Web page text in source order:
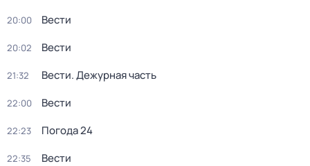
20:00 Вести
20:02 Вести
21:32 Вести. Дежурная часть
22:00 Вести
22:23 Погода 24
22:35 Вести